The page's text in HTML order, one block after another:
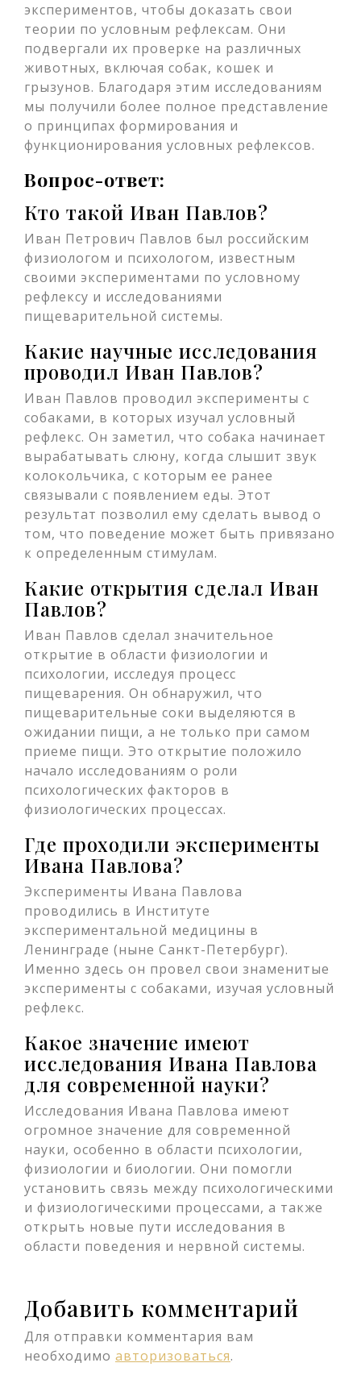
экспериментов, чтобы доказать свои
теории по условным рефлексам. Они
подвергали их проверке на различных
животных, включая собак, кошек и
грызунов. Благодаря этим исследованиям
мы получили более полное представление
о принципах формирования и
функционирования условных рефлексов.
Вопрос-ответ:
Кто такой Иван Павлов?
Иван Петрович Павлов был российским
физиологом и психологом, известным
своими экспериментами по условному
рефлексу и исследованиями
пищеварительной системы.
Какие научные исследования
проводил Иван Павлов?
Иван Павлов проводил эксперименты с
собаками, в которых изучал условный
рефлекс. Он заметил, что собака начинает
вырабатывать слюну, когда слышит звук
колокольчика, с которым ее ранее
связывали с появлением еды. Этот
результат позволил ему сделать вывод о
том, что поведение может быть привязано
к определенным стимулам.
Какие открытия сделал Иван
Павлов?
Иван Павлов сделал значительное
открытие в области физиологии и
психологии, исследуя процесс
пищеварения. Он обнаружил, что
пищеварительные соки выделяются в
ожидании пищи, а не только при самом
приеме пищи. Это открытие положило
начало исследованиям о роли
психологических факторов в
физиологических процессах.
Где проходили эксперименты
Ивана Павлова?
Эксперименты Ивана Павлова
проводились в Институте
экспериментальной медицины в
Ленинграде (ныне Санкт-Петербург).
Именно здесь он провел свои знаменитые
эксперименты с собаками, изучая условный
рефлекс.
Какое значение имеют
исследования Ивана Павлова
для современной науки?
Исследования Ивана Павлова имеют
огромное значение для современной
науки, особенно в области психологии,
физиологии и биологии. Они помогли
установить связь между психологическими
и физиологическими процессами, а также
открыть новые пути исследования в
области поведения и нервной системы.
Добавить комментарий
Для отправки комментария вам
необходимо авторизоваться.